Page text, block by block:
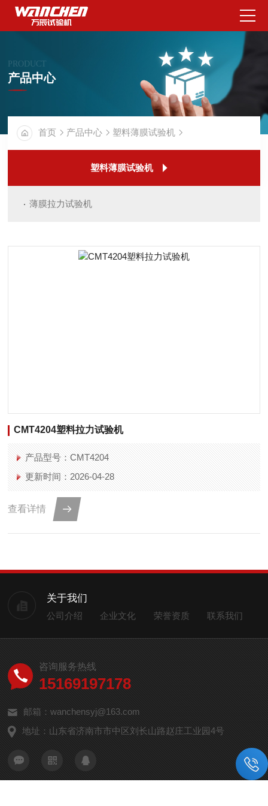
PRODUCT
产品中心
首页 产品中心 塑料薄膜试验机
塑料薄膜试验机
薄膜拉力试验机
CMT4204塑料拉力试验机
产品型号：CMT4204
更新时间：2026-04-28
查看详情
关于我们
公司介绍 企业文化 荣誉资质 联系我们
咨询服务热线
15169197178
邮箱：wanchensyj@163.com
地址：山东省济南市市中区刘长山路赵庄工业园4号